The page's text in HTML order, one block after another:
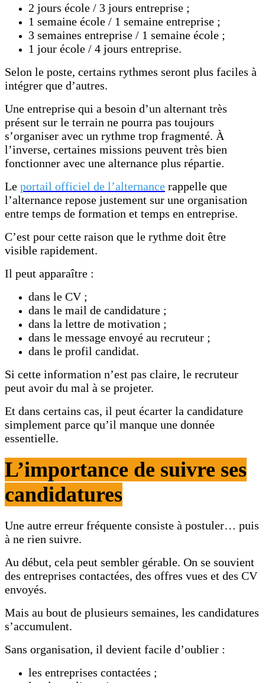
2 jours école / 3 jours entreprise ;
1 semaine école / 1 semaine entreprise ;
3 semaines entreprise / 1 semaine école ;
1 jour école / 4 jours entreprise.
Selon le poste, certains rythmes seront plus faciles à
intégrer que d’autres.
Une entreprise qui a besoin d’un alternant très
présent sur le terrain ne pourra pas toujours
s’organiser avec un rythme trop fragmenté. À
l’inverse, certaines missions peuvent très bien
fonctionner avec une alternance plus répartie.
Le portail officiel de l’alternance rappelle que
l’alternance repose justement sur une organisation
entre temps de formation et temps en entreprise.
C’est pour cette raison que le rythme doit être
visible rapidement.
Il peut apparaître :
dans le CV ;
dans le mail de candidature ;
dans la lettre de motivation ;
dans le message envoyé au recruteur ;
dans le profil candidat.
Si cette information n’est pas claire, le recruteur
peut avoir du mal à se projeter.
Et dans certains cas, il peut écarter la candidature
simplement parce qu’il manque une donnée
essentielle.
L’importance de suivre ses
candidatures
Une autre erreur fréquente consiste à postuler… puis
à ne rien suivre.
Au début, cela peut sembler gérable. On se souvient
des entreprises contactées, des offres vues et des CV
envoyés.
Mais au bout de plusieurs semaines, les candidatures
s’accumulent.
Sans organisation, il devient facile d’oublier :
les entreprises contactées ;